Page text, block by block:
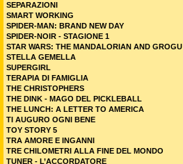
SEPARAZIONI
SMART WORKING
SPIDER-MAN: BRAND NEW DAY
SPIDER-NOIR - STAGIONE 1
STAR WARS: THE MANDALORIAN AND GROGU
STELLA GEMELLA
SUPERGIRL
TERAPIA DI FAMIGLIA
THE CHRISTOPHERS
THE DINK - MAGO DEL PICKLEBALL
THE LUNCH: A LETTER TO AMERICA
TI AUGURO OGNI BENE
TOY STORY 5
TRA AMORE E INGANNI
TRE CHILOMETRI ALLA FINE DEL MONDO
TUNER - L’ACCORDATORE